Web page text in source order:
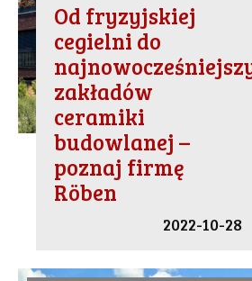
Od fryzyjskiej
cegielni do
zakładów
ceramiki
budowlanej –
poznaj firmę
Röben
2022-10-28